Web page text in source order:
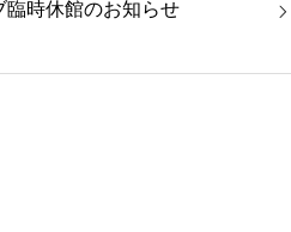
臨時休館のお知らせ